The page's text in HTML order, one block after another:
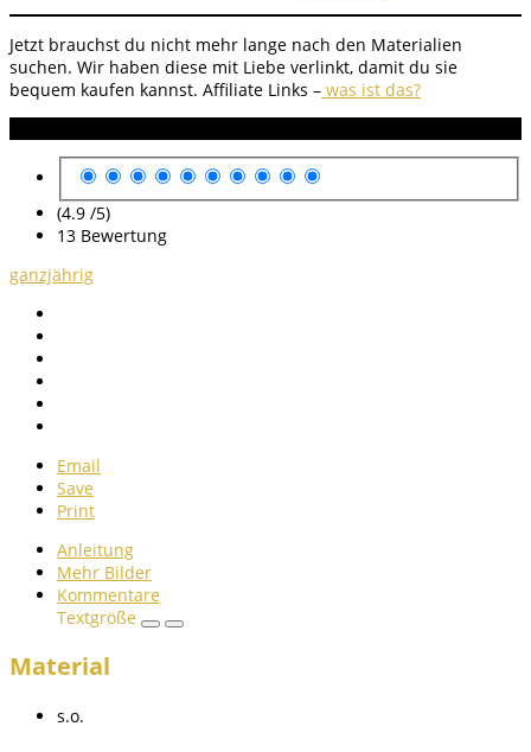
Jetzt brauchst du nicht mehr lange nach den Materialien
suchen. Wir haben diese mit Liebe verlinkt, damit du sie
bequem kaufen kannst. Affiliate Links – was ist das?
(4.9 /5)
13 Bewertung
ganzjährig
Email
Save
Print
Anleitung
Mehr Bilder
Kommentare
Textgröße
Material
s.o.